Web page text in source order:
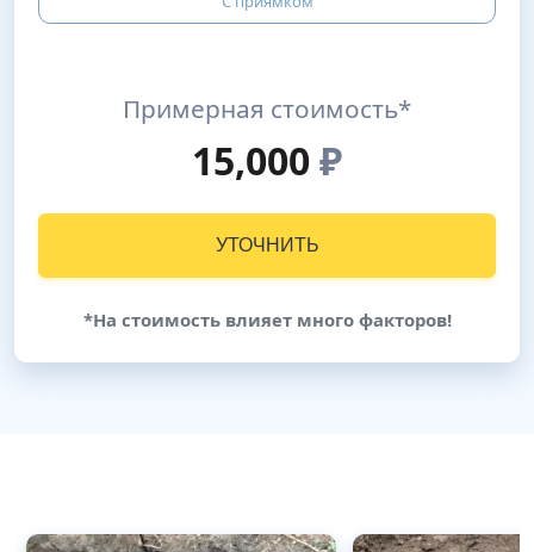
Примерная стоимость*
15,000₽
УТОЧНИТЬ
*На стоимость влияет много факторов!